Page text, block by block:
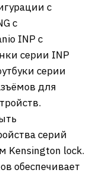
с
с
INP с
серии INP
серии
для
серий
Kensington lock.
обеспечивает